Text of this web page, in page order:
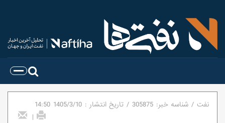
نفت / شناسه خبر: 305875
/ تاریخ انتشار : 1405/3/10
14:50
|